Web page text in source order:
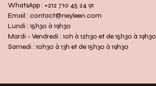
WhatsApp : +212 710 45 24 91
Email : contact@neyleen.com
Lundi : 15h30 à 19h30
Mardi - Vendredi : 10h à 12h30 et de 15h30 à 19h30
Samedi : 10h30 à 13h et de 15h30 à 19h30